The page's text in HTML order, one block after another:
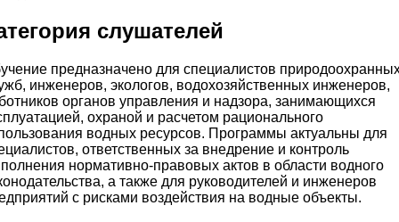
слушателей
предназначено для специалистов
инженеров, экологов, водохозяйственных инженеров,
органов управления и надзора, занимающихся
охраной и расчетом рационального
водных ресурсов. Программы актуальны для
ответственных за внедрение и контроль
нормативно-правовых актов в области водного
а также для руководителей и инженеров
с рисками воздействия на водные объекты.